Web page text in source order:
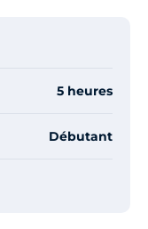
5 heures
Débutant